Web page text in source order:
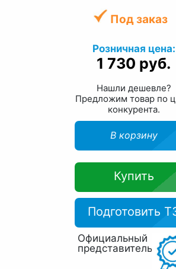
Под заказ
Розничная цена:
1 730 руб.
Нашли дешевле?
Предложим товар по
конкурента.
В корзину
Купить
Подготовить
Официальный
представитель